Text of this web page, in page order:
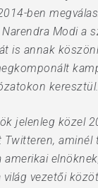
ben
Modi a
is annak
keresztül.
jelenleg közel
Twitteren, aminél
amerikai
világ vezetői